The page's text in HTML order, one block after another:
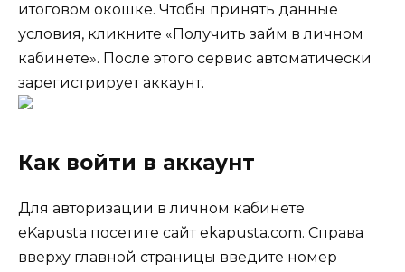
итоговом окошке. Чтобы принять данные
условия, кликните «Получить займ в личном
кабинете». После этого сервис автоматически
зарегистрирует аккаунт.
Как войти в аккаунт
Для авторизации в личном кабинете
eKapusta посетите сайтekapusta.com. Справа
вверху главной страницы введите номер